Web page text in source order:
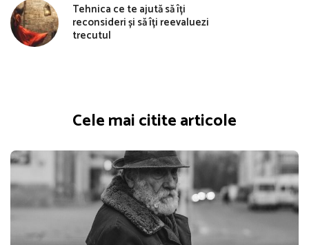
Tehnica ce te ajută să îți
reconsideri și să îți reevaluezi
trecutul
Cele mai citite articole